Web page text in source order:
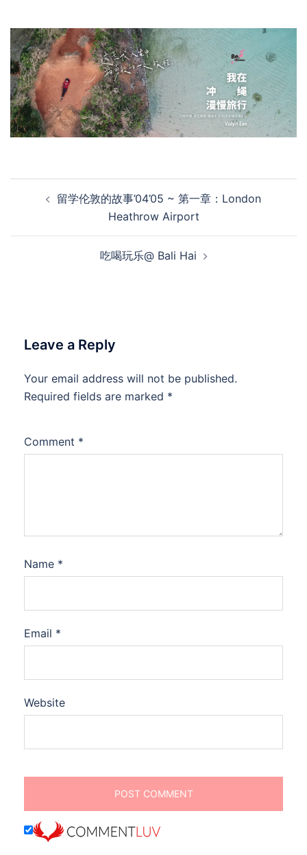
navigation留学伦敦的故事’04’05 ~ 第一章：London
Heathrow Airport
吃喝玩乐@ Bali Hai
Leave a Reply
Your email address will not be published.
Required fields are marked *
Comment *
Name *
Email *
Website